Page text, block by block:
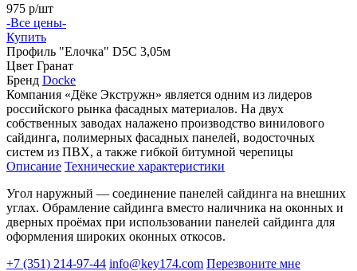
975 р/шт
-Все цены-
Купить
Профиль "Елочка" D5С 3,05м
Цвет Гранат
Бренд Docke
Компания «Дёке Экстружн» является одним из лидеров
российского рынка фасадных материалов. На двух
собственных заводах налажено производство винилового
сайдинга, полимерных фасадных панелей, водосточных
систем из ПВХ, а также гибкой битумной черепицы
Описание Технические характеристики
Угол наружный — соединение панелей сайдинга на внешних
углах. Обрамление сайдинга вместо наличника на оконных и
дверных проёмах при использовании панелей сайдинга для
оформления широких оконных откосов.
+7 (351) 214-97-44 info@key174.com Перезвоните мне